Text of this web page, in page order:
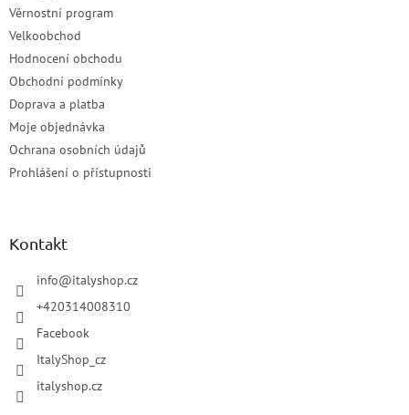
Věrnostní program
Velkoobchod
Hodnocení obchodu
Obchodní podmínky
Doprava a platba
Moje objednávka
Ochrana osobních údajů
Prohlášení o přístupnosti
Kontakt
info@italyshop.cz
+420314008310
Facebook
ItalyShop_cz
italyshop.cz